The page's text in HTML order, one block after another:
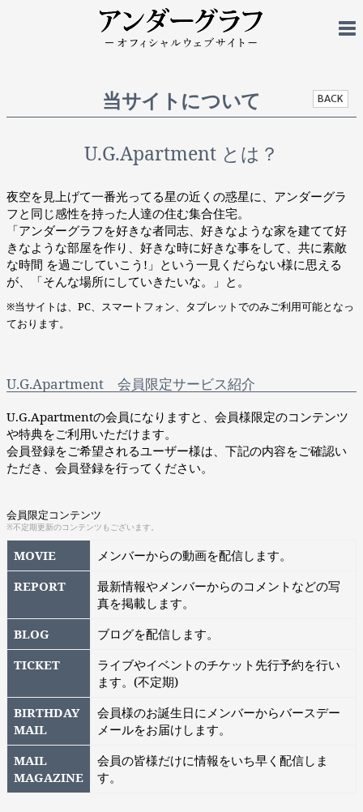
当サイトについて BACK
U.G.Apartment とは？
夜空を見上げて一番光ってる星の近くの惑星に、アンダーグラ
フと同じ感性を持った人達の住む集合住宅。
「アンダーグラフを好きな者同志、好きなような家を建てて好
きなような部屋を作り、好きな時に好きな事をして、共に素敵
な時間 を過ごしていこう!」という一見くだらない様に思える
が、「そんな場所にしていきたいな。」と。
※当サイトは、PC、スマートフォン、タブレットでのみご利用可能となっ
ております。
U.G.Apartment 会員限定サービス紹介
U.G.Apartmentの会員になりますと、会員様限定のコンテンツ
や特典をご利用いただけます。
会員登録をご希望されるユーザー様は、下記の内容をご確認い
ただき、会員登録を行ってください。
会員限定コンテンツ
※不定期更新のコンテンツもございます。
MOVIE
メンバーからの動画を配信します。
REPORT
最新情報やメンバーからのコメントなどの写
真を掲載します。
BLOG
ブログを配信します。
TICKET
ライブやイベントのチケット先行予約を行い
ます。(不定期)
BIRTHDAY
MAIL
会員様のお誕生日にメンバーからバースデー
メールをお届けします。
MAIL
MAGAZINE
会員の皆様だけに情報をいち早く配信しま
す。